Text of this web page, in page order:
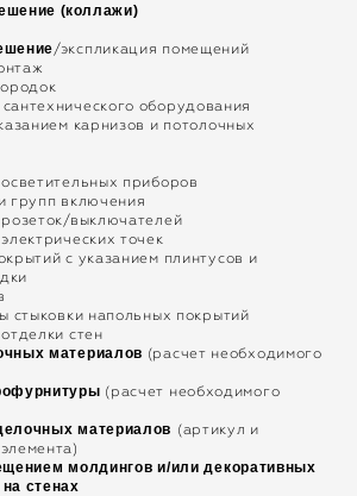
(коллажи)
/экспликация помещений
оборудования
карнизов и потолочных
приборов
групп включения
выключателей
точек
с указанием плинтусов и
стыковки напольных покрытий
стен
материалов (расчет необходимого
(расчет необходимого
материалов (артикул и
молдингов и/или декоративных
стенах